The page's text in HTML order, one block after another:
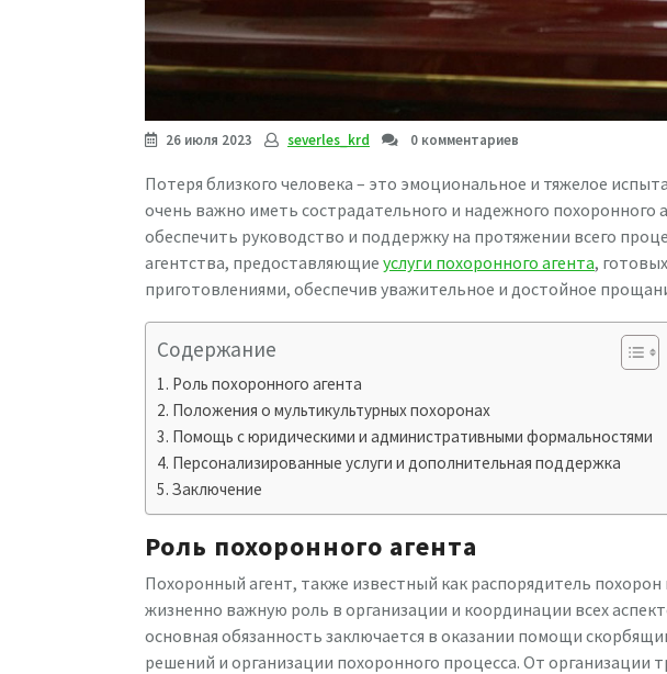
26 июля 2023 severles_krd 0 комментариев
Потеря близкого человека – это эмоциональное и тяжелое
очень важно иметь сострадательного и надежного похоронного
обеспечить руководство и поддержку на протяжении всего
агентства, предоставляющие услуги похоронного агента,
приготовлениями, обеспечив уважительное и достойное
Содержание
Роль похоронного агента
Положения о мультикультурных похоронах
Помощь с юридическими и административными формальностями
Персонализированные услуги и дополнительная поддержка
Заключение
Роль похоронного агента
Похоронный агент, также известный как распорядитель
жизненно важную роль в организации и координации всех
основная обязанность заключается в оказании помощи
решений и организации похоронного процесса. От организации